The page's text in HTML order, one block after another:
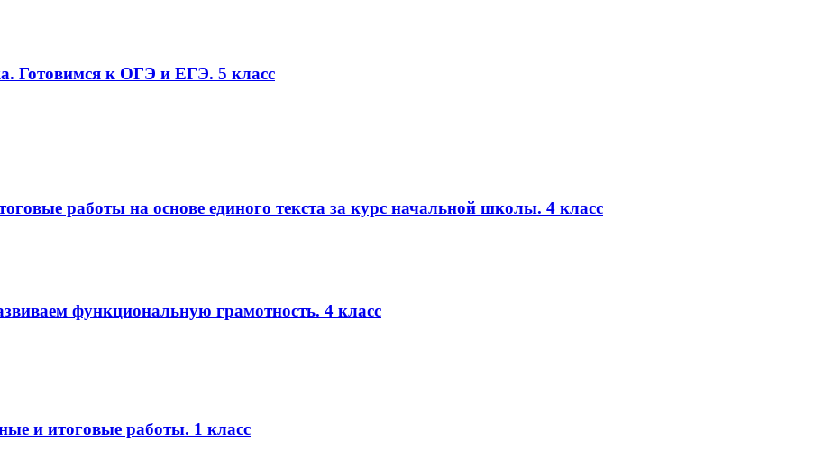
Готовимся к ОГЭ и ЕГЭ. 5 класс
работы на основе единого текста за курс начальной школы. 4 класс
функциональную грамотность. 4 класс
и итоговые работы. 1 класс